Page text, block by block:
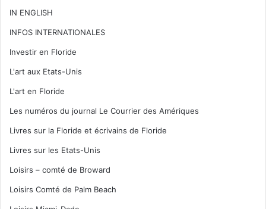
IN ENGLISH
INFOS INTERNATIONALES
Investir en Floride
L'art aux Etats-Unis
L'art en Floride
Les numéros du journal Le Courrier des Amériques
Livres sur la Floride et écrivains de Floride
Livres sur les Etats-Unis
Loisirs – comté de Broward
Loisirs Comté de Palm Beach